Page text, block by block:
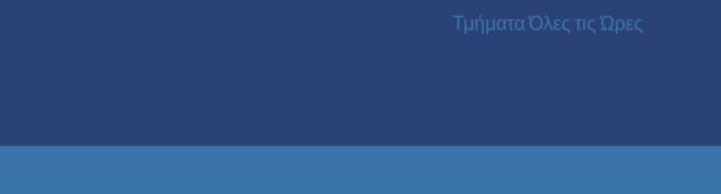
Τμήματα Όλες τις Ώρες